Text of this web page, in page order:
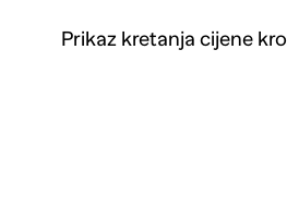
Prikaz kretanja cijene